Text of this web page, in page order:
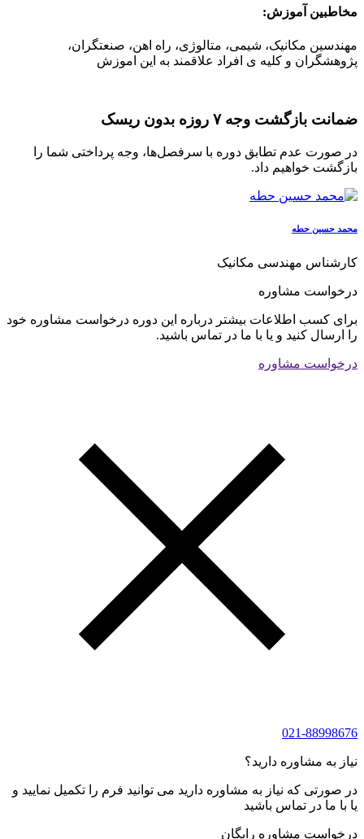
مخاطبین آموزش:
مهندسین مکانیک، شیمی، متالوژی، راه اهن، صنعتگران،
پژوهشگران و کلیه ی افراد علاقمند به این اموزش
ضمانت بازگشت وجه ۷ روزه بدون ریسک
در صورت عدم تطابق دوره با سرفصل‌ها، وجه پرداختی شما را
بازگشت خواهیم داد.
محمد حسین حطه
کارشناس مهندسی مکانیک
درخواست مشاوره
برای کسب اطلاعات بیشتر درباره این دوره درخواست مشاوره خود
را ارسال کنید و یا با ما در تماس باشید.
درخواست مشاوره
021-88998676
نیاز به مشاوره دارید؟
در صورتی که نیاز به مشاوره دارید می توانید فرم را تکمیل نمایید و
یا با ما در تماس باشید
درخواست مشاوره رایگان